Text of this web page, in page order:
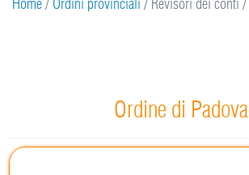
Home/ Ordini provinciali / Revisori dei conti /
Ordine di Padova